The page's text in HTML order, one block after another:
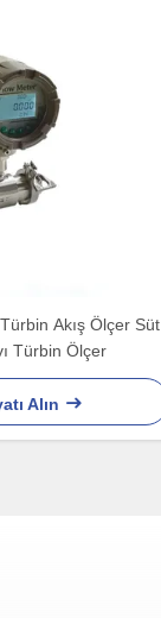
Akış Ölçer Süt
Türbin Ölçer
Alın